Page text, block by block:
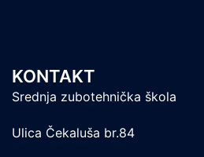
KONTAKT
Srednja zubotehnička škola
Ulica Čekaluša br.84